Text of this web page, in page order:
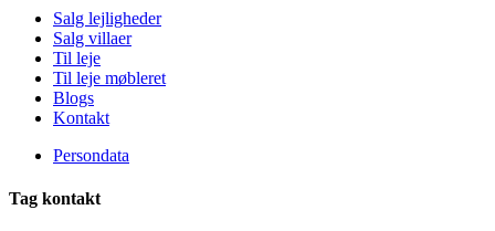
Salg lejligheder
Salg villaer
Til leje
Til leje møbleret
Blogs
Kontakt
Persondata
Tag kontakt